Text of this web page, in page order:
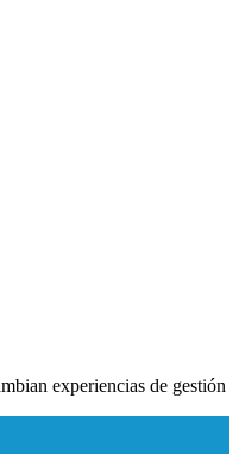
experiencias de gestión